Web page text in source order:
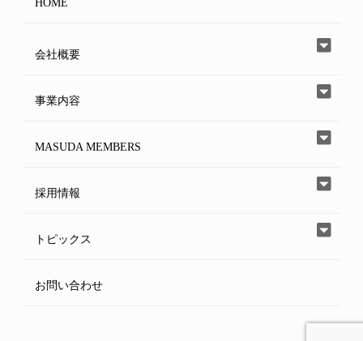
HOME
会社概要
事業内容
MASUDA MEMBERS
採用情報
トピックス
お問い合わせ